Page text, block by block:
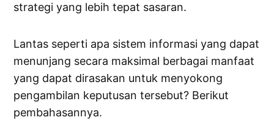
strategi yang lebih tepat sasaran.
Lantas seperti apa sistem informasi yang dapat
menunjang secara maksimal berbagai manfaat
yang dapat dirasakan untuk menyokong
pengambilan keputusan tersebut? Berikut
pembahasannya.